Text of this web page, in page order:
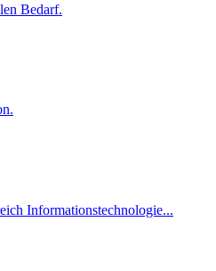
Bedarf.
Informationstechnologie...